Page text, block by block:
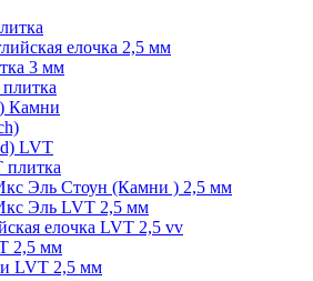
елочка 2,5 мм
3 мм
Камни
LVT
Эль Стоун (Камни ) 2,5 мм
Эль LVT 2,5 мм
елочка LVT 2,5 vv
2,5 мм
LVT 2,5 мм